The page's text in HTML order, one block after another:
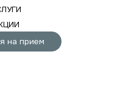
на прием